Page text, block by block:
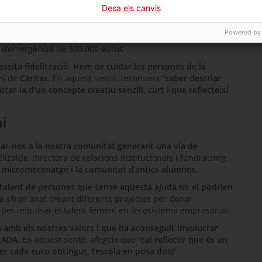
para. I després ens vam unir tots els Càritas de
necessitats s’han triplicat”, relataItziar Bravo. En ple
de 300.000 euros.
fidelització. Hem de cuidar les persones de la
de Càritas. En aquest sentit, recomana “saber destriar
la d’un concepte creatiu senzill, curt i que reflecteixi
nos a la nostra comunitat generant una via de
, directora de relacions institucionals i fundraising.
i la comunitat d’antics alumnes.
de persones que sense aquesta ajuda no el podrien
s’han anat creant diferents projectes per donar
impulsar el talent femení en l’ecosistema empresarial.
els nostres valors i que ha aconseguit involucrar
. En aquest sentit, afegeix que “cal reflectir que és un
euro obtingut, l’escola en posa dos)”.
Desa els canvis
Powered by